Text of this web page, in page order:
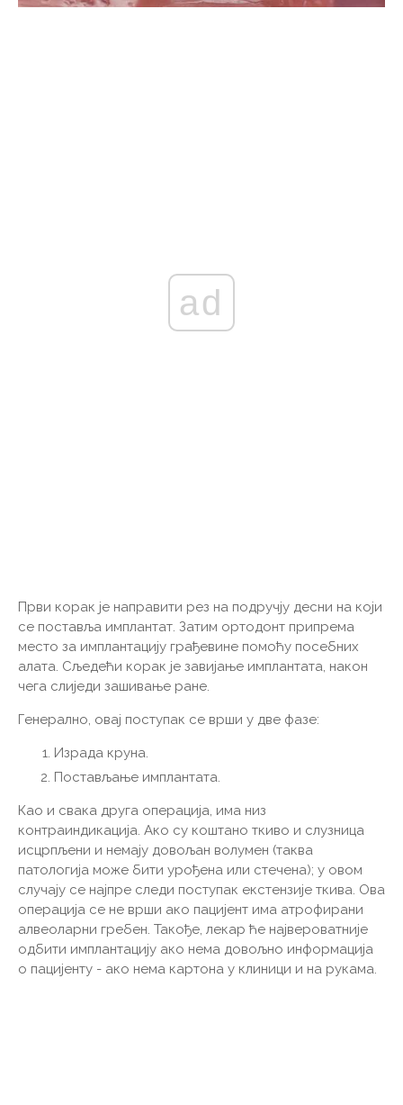
ad
Први корак је направити рез на подручју десни на који
се поставља имплантат. Затим ортодонт припрема
место за имплантацију грађевине помоћу посебних
алата. Сљедећи корак је завијање имплантата, након
чега слиједи зашивање ране.
Генерално, овај поступак се врши у две фазе:
Израда круна.
Постављање имплантата.
Као и свака друга операција, има низ
контраиндикација. Ако су коштано ткиво и слузница
исцрпљени и немају довољан волумен (таква
патологија може бити урођена или стечена); у овом
случају се најпре следи поступак екстензије ткива. Ова
операција се не врши ако пацијент има атрофирани
алвеоларни гребен. Такође, лекар ће највероватније
одбити имплантацију ако нема довољно информација
о пацијенту - ако нема картона у клиници и на рукама.